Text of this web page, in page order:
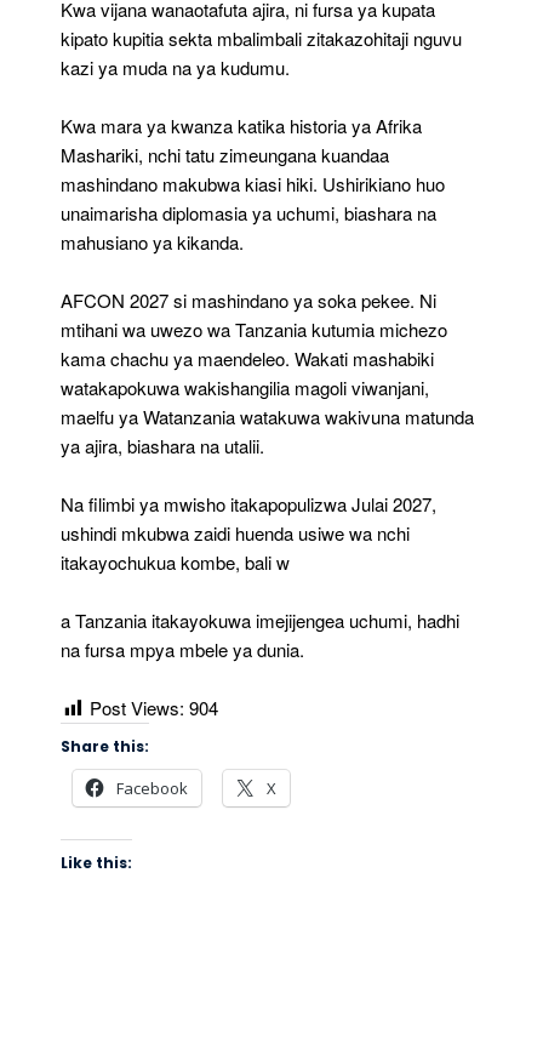
Kwa vijana wanaotafuta ajira, ni fursa ya kupata
kipato kupitia sekta mbalimbali zitakazohitaji nguvu
kazi ya muda na ya kudumu.
Kwa mara ya kwanza katika historia ya Afrika
Mashariki, nchi tatu zimeungana kuandaa
mashindano makubwa kiasi hiki. Ushirikiano huo
unaimarisha diplomasia ya uchumi, biashara na
mahusiano ya kikanda.
AFCON 2027 si mashindano ya soka pekee. Ni
mtihani wa uwezo wa Tanzania kutumia michezo
kama chachu ya maendeleo. Wakati mashabiki
watakapokuwa wakishangilia magoli viwanjani,
maelfu ya Watanzania watakuwa wakivuna matunda
ya ajira, biashara na utalii.
Na filimbi ya mwisho itakapopulizwa Julai 2027,
ushindi mkubwa zaidi huenda usiwe wa nchi
itakayochukua kombe, bali w
a Tanzania itakayokuwa imejijengea uchumi, hadhi
na fursa mpya mbele ya dunia.
Post Views: 904
Share this:
Facebook X
Like this: